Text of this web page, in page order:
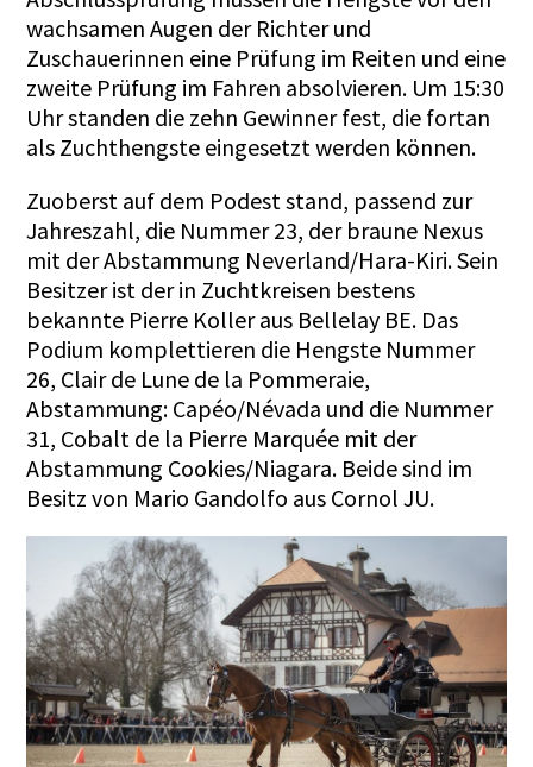
wachsamen Augen der Richter und
Zuschauerinnen eine Prüfung im Reiten und eine
zweite Prüfung im Fahren absolvieren. Um 15:30
Uhr standen die zehn Gewinner fest, die fortan
als Zuchthengste eingesetzt werden können.
Zuoberst auf dem Podest stand, passend zur
Jahreszahl, die Nummer 23, der braune Nexus
mit der Abstammung Neverland/Hara-Kiri. Sein
Besitzer ist der in Zuchtkreisen bestens
bekannte Pierre Koller aus Bellelay BE. Das
Podium komplettieren die Hengste Nummer
26, Clair de Lune de la Pommeraie,
Abstammung: Capéo/Névada und die Nummer
31, Cobalt de la Pierre Marquée mit der
Abstammung Cookies/Niagara. Beide sind im
Besitz von Mario Gandolfo aus Cornol JU.